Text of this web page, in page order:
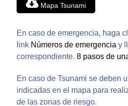
Mapa Tsunami
En caso de emergencia, haga
link Números de emergencia y
correspondiente. 8 pasos de
En caso de Tsunami se deben
indicadas en el mapa para
de las zonas de riesgo.